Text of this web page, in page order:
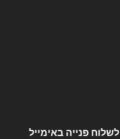
פנייה באימייל